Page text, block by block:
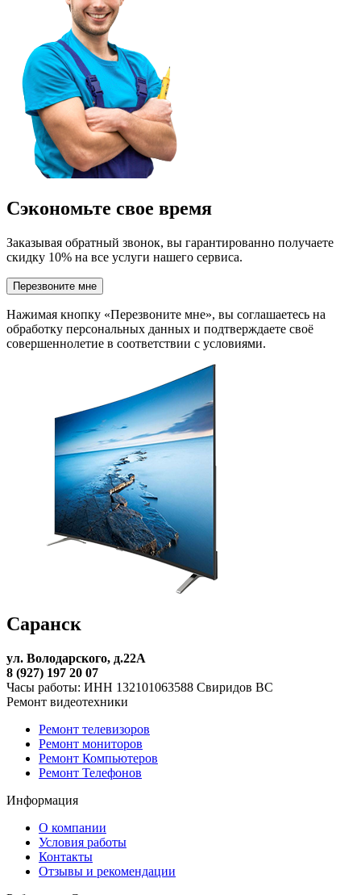
Сэкономьте свое время
Заказывая обратный звонок, вы гарантированно получаете
скидку 10% на все услуги нашего сервиса.
Перезвоните мне
Нажимая кнопку «Перезвоните мне», вы соглашаетесь на
обработку персональных данных и подтверждаете своё
совершеннолетие в соответствии с условиями.
Саранск
ул. Володарского, д.22А
8 (927) 197 20 07
Часы работы: ИНН 132101063588 Свиридов ВС
Ремонт видеотехники
Ремонт телевизоров
Ремонт мониторов
Ремонт Компьютеров
Ремонт Телефонов
Информация
О компании
Условия работы
Контакты
Отзывы и рекомендации